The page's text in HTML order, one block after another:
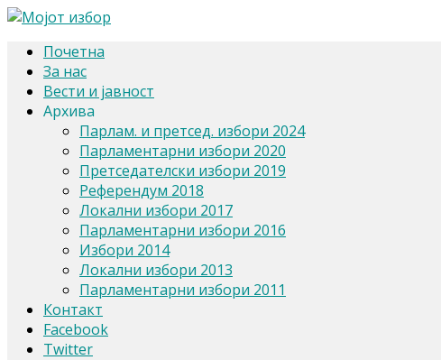
Почетна
За нас
Вести и јавност
Архива
Парлам. и претсед. избори 2024
Парламентарни избори 2020
Претседателски избори 2019
Референдум 2018
Локални избори 2017
Парламентарни избори 2016
Избори 2014
Локални избори 2013
Парламентарни избори 2011
Контакт
Facebook
Twitter